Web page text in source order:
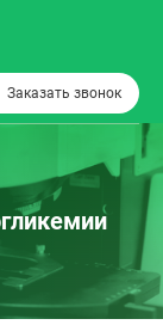
Заказать звонок